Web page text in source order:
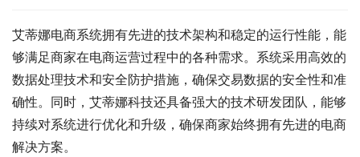
艾蒂娜电商系统拥有先进的技术架构和稳定的运行性能，能
够满足商家在电商运营过程中的各种需求。系统采用高效的
数据处理技术和安全防护措施，确保交易数据的安全性和准
确性。同时，艾蒂娜科技还具备强大的技术研发团队，能够
持续对系统进行优化和升级，确保商家始终拥有先进的电商
解决方案。